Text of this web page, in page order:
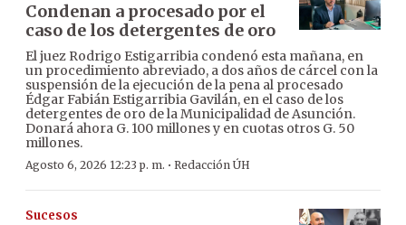
Condenan a procesado por el
caso de los detergentes de oro
El juez Rodrigo Estigarribia condenó esta mañana, en
un procedimiento abreviado, a dos años de cárcel con la
suspensión de la ejecución de la pena al procesado
Édgar Fabián Estigarribia Gavilán, en el caso de los
detergentes de oro de la Municipalidad de Asunción.
Donará ahora G. 100 millones y en cuotas otros G. 50
millones.
Agosto 6, 2026 12:23 p. m. · Redacción ÚH
Sucesos